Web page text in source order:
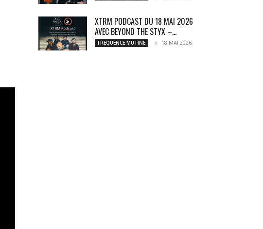
XTRM PODCAST DU 18 MAI 2026
AVEC BEYOND THE STYX –...
FREQUENCE MUTINE 18 MAI 2026